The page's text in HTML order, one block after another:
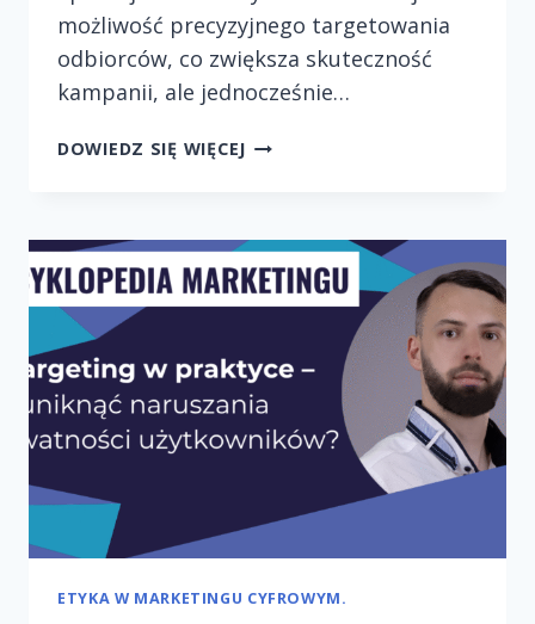
możliwość precyzyjnego targetowania
odbiorców, co zwiększa skuteczność
kampanii, ale jednocześnie…
DOWIEDZ SIĘ WIĘCEJREKLAMY
–
JAK
ZACHOWAĆ
W
TEJ
TRUDNEJ
KATEGORII?
ETYKA W MARKETINGU CYFROWYM.